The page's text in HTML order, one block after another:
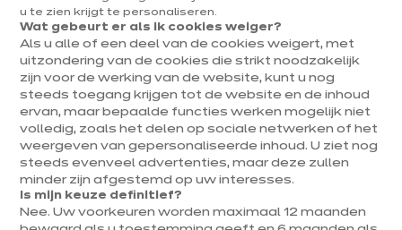
Over ixina
Werken bij ixina
Nieuwsbrief
Ontdek al ons nieuws
u te zien krijgt te personaliseren.
Wat gebeurt er als ik cookies weiger?
Als u alle of een deel van de cookies weigert, met
uitzondering van de cookies die strikt noodzakelijk
zijn voor de werking van de website, kunt u nog
steeds toegang krijgen tot de website en de inhoud
ervan, maar bepaalde functies werken mogelijk niet
volledig, zoals het delen op sociale netwerken of het
weergeven van gepersonaliseerde inhoud. U ziet nog
steeds evenveel advertenties, maar deze zullen
minder zijn afgestemd op uw interesses.
Is mijn keuze definitief?
Nee. Uw voorkeuren worden maximaal 12 maanden